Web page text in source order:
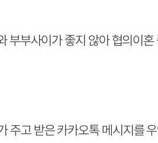
부부사이가 좋지 않아 협의이
주고 받은 카카오톡 메시지를